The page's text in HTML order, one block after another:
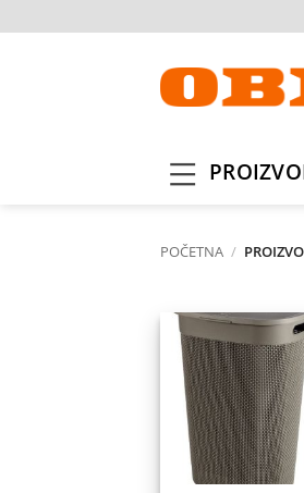
to
POČETNA /
na
listu
želja